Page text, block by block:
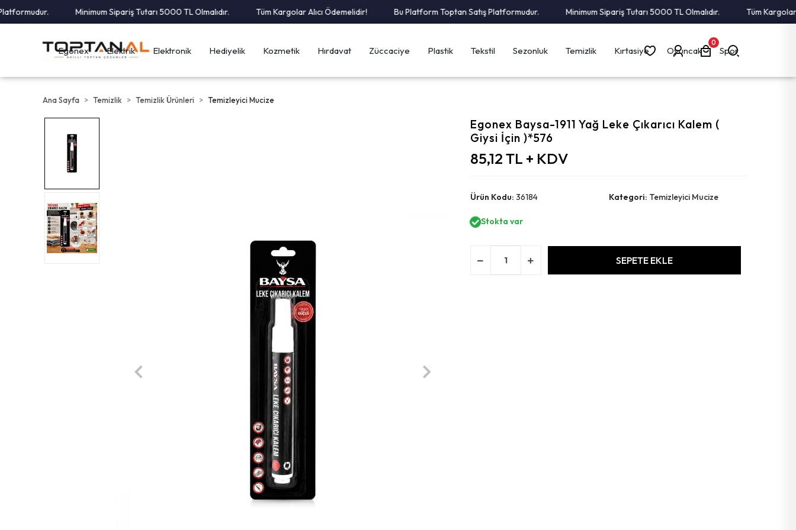
Minimum Sipariş Tutarı 5000 TL Olmalıdır. Tüm Kargolar Alıcı Ödemelidir! Bu Platform Toptan Satış Platformudur. Minimum Sipariş Tutarı 5000 TL Olmalıdır. Tüm Kargolar
Egonex Elektrik Elektronik Hediyelik Kozmetik Hırdavat Züccaciye Plastik Tekstil Sezonluk Temizlik Kırtasiye Oyuncak Spor
0
Ana Sayfa Temizlik Temizlik Ürünleri Temizleyici Mucize
Egonex Baysa-1911 Yağ Leke Çıkarıcı Kalem (
Giysi İçin )*576
85,12 TL + KDV
Ürün Kodu: 36184 Kategori: Temizleyici Mucize
Stokta var
SEPETE EKLE